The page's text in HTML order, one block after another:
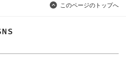
このページのトップへ